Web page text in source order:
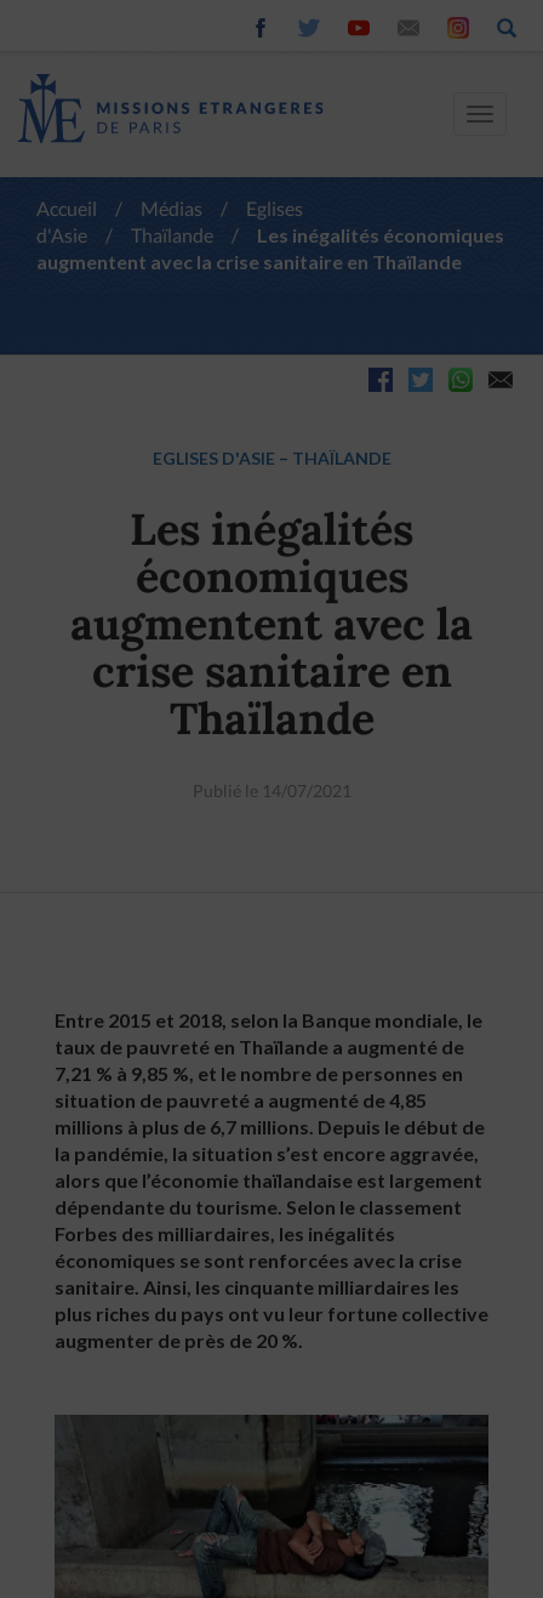
Toggle
Accueil / Médias /
Eglises
d'Asie
/ Thaïlande /
Les inégalités économiques
augmentent avec la crise sanitaire en Thaïlande
EGLISES D'ASIE – THAÏLANDE
Les inégalités
économiques
augmentent avec la
crise sanitaire en
Thaïlande
Publié le 14/07/2021
Entre 2015 et 2018, selon la Banque mondiale, le
taux de pauvreté en Thaïlande a augmenté de
7,21 % à 9,85 %, et le nombre de personnes en
situation de pauvreté a augmenté de 4,85
millions à plus de 6,7 millions. Depuis le début de
la pandémie, la situation s’est encore aggravée,
alors que l’économie thaïlandaise est largement
dépendante du tourisme. Selon le classement
Forbes des milliardaires, les inégalités
économiques se sont renforcées avec la crise
sanitaire. Ainsi, les cinquante milliardaires les
plus riches du pays ont vu leur fortune collective
augmenter de près de 20 %.